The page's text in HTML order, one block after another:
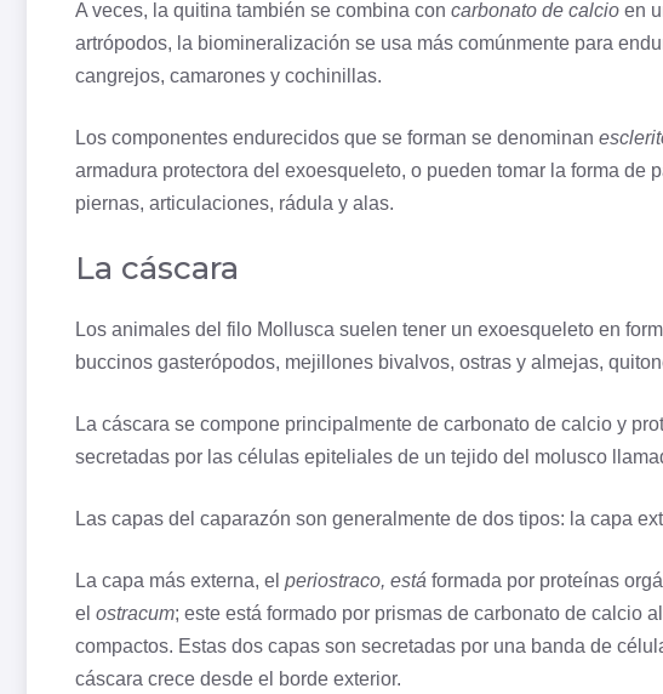
A veces, la quitina también se combina con carbonato de calcio en
artrópodos, la biomineralización se usa más comúnmente para
cangrejos, camarones y cochinillas.
Los componentes endurecidos que se forman se denominan
armadura protectora del exoesqueleto, o pueden tomar la forma de
piernas, articulaciones, rádula y alas.
La cáscara
Los animales del filo Mollusca suelen tener un exoesqueleto en
buccinos gasterópodos, mejillones bivalvos, ostras y almejas,
La cáscara se compone principalmente de carbonato de calcio y
secretadas por las células epiteliales de un tejido del molusco
Las capas del caparazón son generalmente de dos tipos: la capa
La capa más externa, el periostraco, está formada por proteínas
el ostracum; este está formado por prismas de carbonato de calcio
compactos. Estas dos capas son secretadas por una banda de
cáscara crece desde el borde exterior.